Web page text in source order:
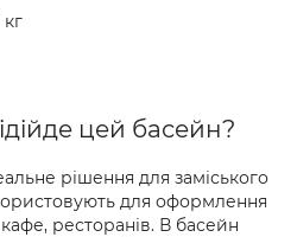
кг
цей басейн?
рішення для заміського
для оформлення
ресторанів. В басейн